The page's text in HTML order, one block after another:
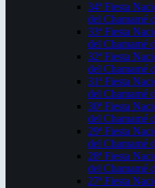
34ª Fiesta
del Chamamé
33ª Fiesta
del Chamamé
32ª Fiesta
del Chamamé
31ª Fiesta
del Chamamé
30ª Fiesta
del Chamamé
29ª Fiesta
del Chamamé
28ª Fiesta
del Chamamé
27ª Fiesta